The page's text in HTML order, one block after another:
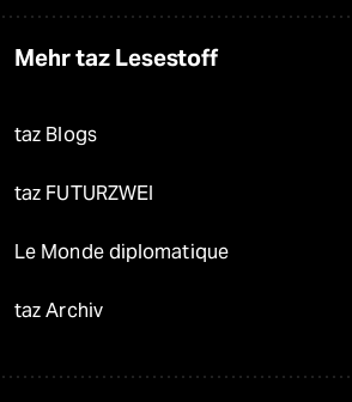
Mehr taz Lesestoff
taz Blogs
taz FUTURZWEI
Le Monde diplomatique
taz Archiv